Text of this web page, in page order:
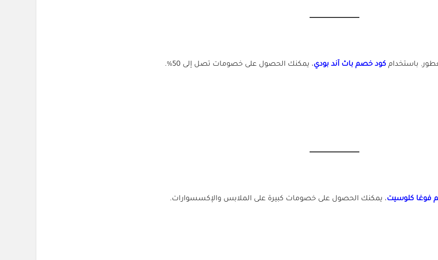
باستخدام كود خصم باث آند بودي، يمكنك الحصول على خصومات تصل إلى 50%.
فوغا كلوسيت، يمكنك الحصول على خصومات كبيرة على الملابس والإكسسوارات.